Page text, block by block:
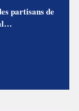
partisans de